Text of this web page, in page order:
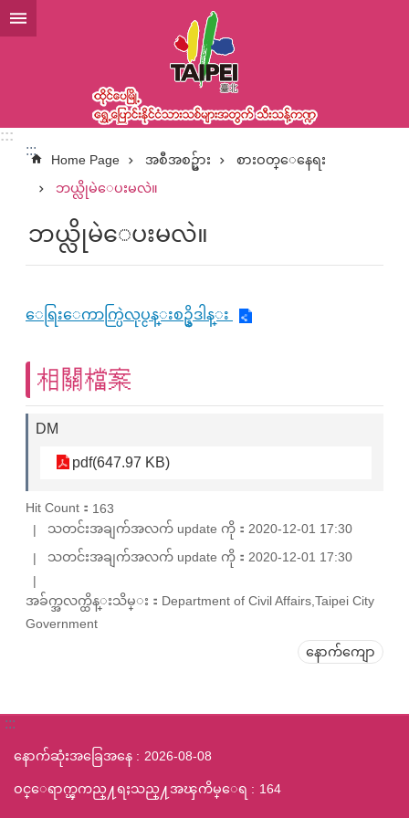
အဓိကအကြောင်းအရာပိတ်ပင်မှုကိုကျော်လိုက်ပါ
:::
:::
Home Page အစီအစဥ္မ်ား
စားဝတ္ေနေရး
ဘယ္လိုမဲေပးမလဲ။
ဘယ္လိုမဲေပးမလဲ။
ေရြးေကာက္ပြဲလုပ္ငန္းစဥ္နိဒါန္း
相關檔案
DM
pdf(647.97 KB)
Hit Count： 163
သတင်းအချက်အလက် update ကို：2020-12-01 17:30
သတင်းအချက်အလက် update ကို：2020-12-01 17:30
အခ်က္အလက္ထိန္းသိမ္း：Department of Civil Affairs,Taipei City
Government
နောက်ကျော
:::
နောက်ဆုံးအခြေအနေ 2026-08-08
ဝင္ေရာက္ၾကည္႔ရႈသည္႔အၾကိမ္ေရ 164